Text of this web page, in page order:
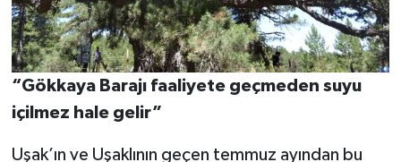
“Gökkaya Barajı faaliyete geçmeden suyu
içilmez hale gelir”
Uşak’ın ve Uşaklının geçen temmuz ayından bu